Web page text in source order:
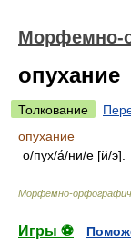
Морфемно-
опухание
Толкование
опухание
о/пух/а́/ни/е [й/э].
Морфемно-
Игры ⚽